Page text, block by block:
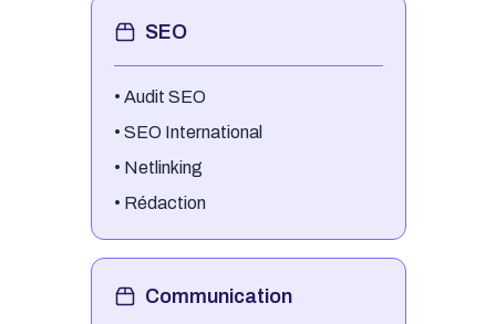
SEO
• Audit SEO
• SEO International
• Netlinking
• Rédaction
Communication